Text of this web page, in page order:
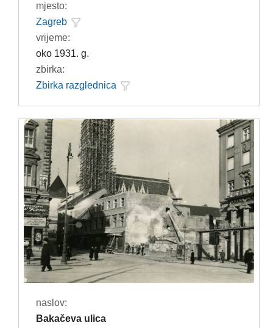
mjesto:
Zagreb
vrijeme:
oko 1931. g.
zbirka:
Zbirka razglednica
naslov:
Bakačeva ulica